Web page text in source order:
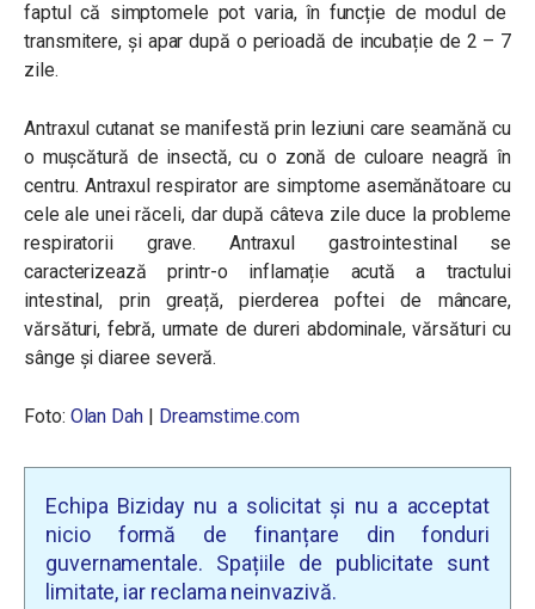
faptul că simptomele pot varia, în funcție de modul de
transmitere, și apar după o perioadă de incubație de 2 – 7
zile.
Antraxul cutanat se manifestă prin leziuni care seamănă cu
o mușcătură de insectă, cu o zonă de culoare neagră în
centru. Antraxul respirator are simptome asemănătoare cu
cele ale unei răceli, dar după câteva zile duce la probleme
respiratorii grave. Antraxul gastrointestinal se
caracterizează printr-o inflamație acută a tractului
intestinal, prin greață, pierderea poftei de mâncare,
vărsături, febră, urmate de dureri abdominale, vărsături cu
sânge și diaree severă.
Foto: Olan Dah | Dreamstime.com
Echipa Biziday nu a solicitat și nu a acceptat
nicio formă de finanțare din fonduri
guvernamentale. Spațiile de publicitate sunt
limitate, iar reclama neinvazivă.